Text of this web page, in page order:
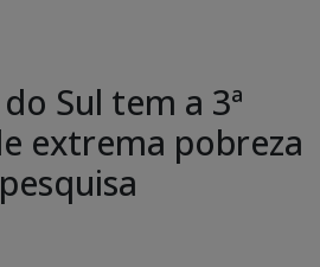
Sul tem a 3ª
extrema pobreza